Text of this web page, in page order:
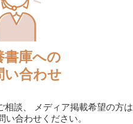
書庫への
い合わせ
談、
メディア掲載希望の方は
い合わせください。